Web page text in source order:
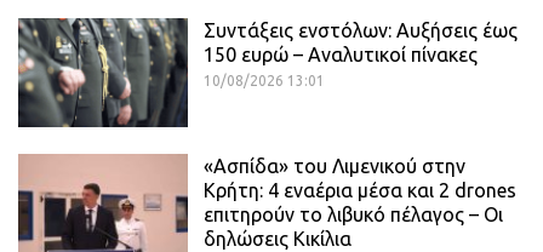
Συντάξεις ενστόλων: Αυξήσεις έως
150 ευρώ – Αναλυτικοί πίνακες
10/08/2026 13:01
«Ασπίδα» του Λιμενικού στην
Κρήτη: 4 εναέρια μέσα και 2 drones
επιτηρούν το λιβυκό πέλαγος – Οι
δηλώσεις Κικίλια